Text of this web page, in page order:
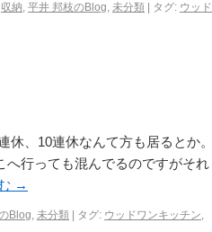
収納, 平井 邦枝のBlog, 未分類 タグ: ウッド
、10連休なんて方も居るとか。
へ行っても混んでるのですがそれ
→
Blog, 未分類 タグ: ウッドワンキッチン,